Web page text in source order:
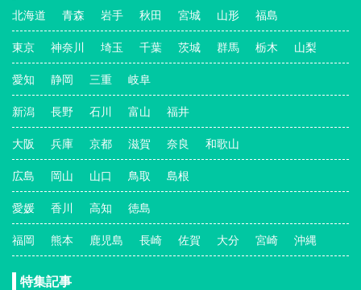
北海道 青森 岩手 秋田 宮城 山形 福島
東京 神奈川 埼玉 千葉 茨城 群馬 栃木 山梨
愛知 静岡 三重 岐阜
新潟 長野 石川 富山 福井
大阪 兵庫 京都 滋賀 奈良 和歌山
広島 岡山 山口 鳥取 島根
愛媛 香川 高知 徳島
福岡 熊本 鹿児島 長崎 佐賀 大分 宮崎 沖縄
特集記事